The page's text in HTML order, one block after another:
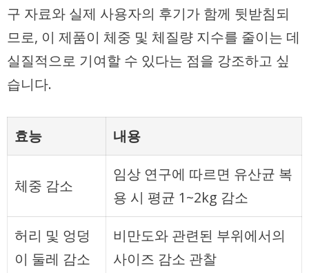
구 자료와 실제 사용자의 후기가 함께 뒷받침되
므로, 이 제품이 체중 및 체질량 지수를 줄이는 데
실질적으로 기여할 수 있다는 점을 강조하고 싶
습니다.
효능 내용
체중 감소
임상 연구에 따르면 유산균 복
용 시 평균 1~2kg 감소
허리 및 엉덩
이 둘레 감소
비만도와 관련된 부위에서의
사이즈 감소 관찰